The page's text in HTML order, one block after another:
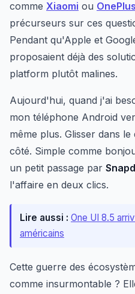
comme Xiaomi ou OnePlus
précurseurs sur ces
Pendant qu'Apple et
proposaient déjà des
platform plutôt malines.
Aujourd'hui, quand j'ai
mon téléphone Android
même plus. Glisser dans
côté. Simple comme
un petit passage par
l'affaire en deux clics.
Lire aussi : One UI 8.5
américains
Cette guerre des
comme insurmontable ?